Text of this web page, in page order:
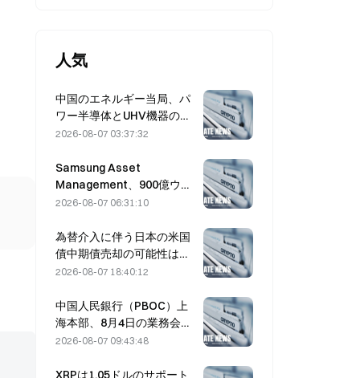
人気
中国のエネルギー当局、パ
ワー半導体とUHV機器の技
術革新を推進。
2026-08-07 03:37:32
Samsung Asset
Management、900億ウォ
ン規模のファンドの運用先
選定
2026-08-07 06:31:10
為替介入に伴う日本の米国
債中期債売却の可能性は低
く、ロングエンド利回りへ
2026-08-07 18:40:12
中国人民銀行（PBOC）上
海本部、8月4日の業務会議
で暗号資産の取り締まりを
2026-08-07 09:43:48
XRPは1.05ドルのサポート